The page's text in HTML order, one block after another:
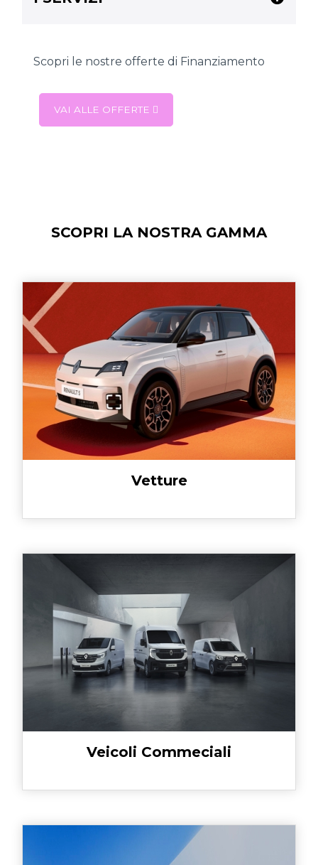
Scopri le nostre offerte di Finanziamento
VAI ALLE OFFERTE
SCOPRI LA NOSTRA GAMMA
Vetture
Veicoli Commeciali